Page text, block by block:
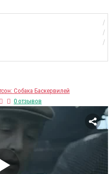
Собака Баскервилей
0 отзывов